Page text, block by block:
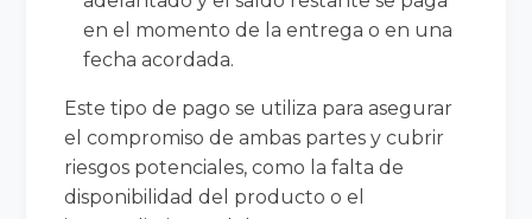
en el momento de la entrega o en una
fecha acordada.
Este tipo de pago se utiliza para asegurar
el compromiso de ambas partes y cubrir
riesgos potenciales, como la falta de
disponibilidad del producto o el